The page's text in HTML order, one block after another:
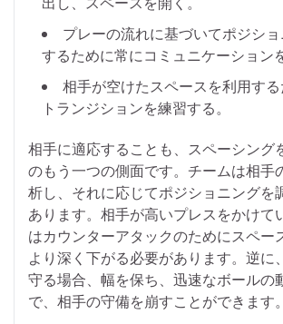
プレーの流れに基づいてポジシ
するために常にコミュニケーション
相手が空けたスペースを利用す
トランジションを練習する。
相手に適応することも、スペーシング
のもう一つの側面です。チームは相手
析し、それに応じてポジショニングを
あります。相手が高いプレスをかけて
はカウンターアタックのためにスペー
より深く下がる必要があります。逆に
守る場合、幅を保ち、迅速なボールの
で、相手の守備を崩すことができます。